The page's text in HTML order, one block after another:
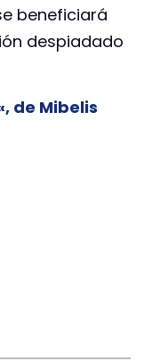
beneficiará
despiadado
de Mibelis